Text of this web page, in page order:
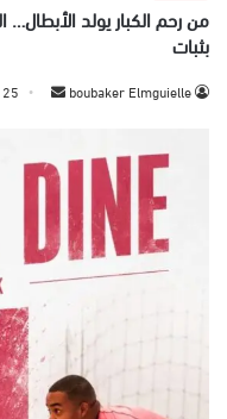
من رحم الكبار يولد
بثبات
boubaker Elmguielle
ل
ر
ي
د
ك
25 يونيو 2026